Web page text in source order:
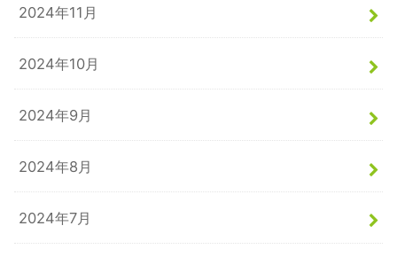
2024年11月
2024年10月
2024年9月
2024年8月
2024年7月